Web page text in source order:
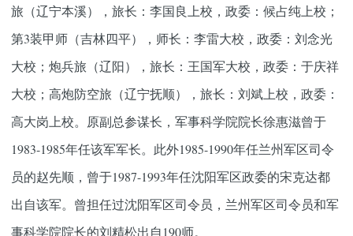
旅（辽宁本溪），旅长：李国良上校，政委：候占纯上校；
第3装甲师（吉林四平），师长：李雷大校，政委：刘念光
大校；炮兵旅（辽阳），旅长：王国军大校，政委：于庆祥
大校；高炮防空旅（辽宁抚顺），旅长：刘斌上校，政委：
高大岗上校。原副总参谋长，军事科学院院长徐惠滋曾于
1983-1985年任该军军长。此外1985-1990年任兰州军区司令
员的赵先顺，曾于1987-1993年任沈阳军区政委的宋克达都
出自该军。曾担任过沈阳军区司令员，兰州军区司令员和军
事科学院院长的刘精松出自190师。